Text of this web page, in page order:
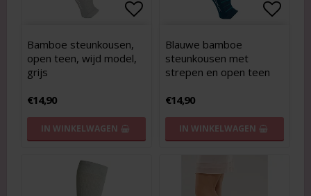
Add to list of favorites
Bamboe steunkousen,
open teen, wijd model,
grijs
€14,90
IN WINKELWAGEN
Blauwe bamboe
steunkousen met
strepen en open teen
€14,90
IN WINKELWAGEN